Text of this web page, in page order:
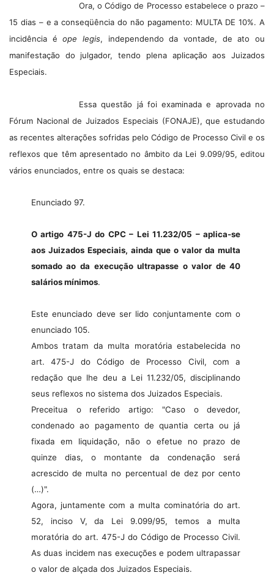
Ora, o Código de Processo estabelece o prazo –
15 dias – e a conseqüência do não pagamento: MULTA DE 10%. A
incidência éope legis, independendo da vontade, de ato ou
manifestação do julgador, tendo plena aplicação aos Juizados
Especiais.
Essa questão já foi examinada e aprovada no
Fórum Nacional de Juizados Especiais (FONAJE), que estudando
as recentes alterações sofridas pelo Código de Processo Civil e os
reflexos que têm apresentado no âmbito da Lei 9.099/95, editou
vários enunciados, entre os quais se destaca:
Enunciado 97.
O artigo 475-J do CPC – Lei 11.232/05 – aplica-se
aos Juizados Especiais, ainda que o valor da multa
somado ao da execução ultrapasse o valor de 40
salários mínimos.
Este enunciado deve ser lido conjuntamente com o
enunciado 105.
Ambos tratam da multa moratória estabelecida no
art. 475-J do Código de Processo Civil, com a
redação que lhe deu a Lei 11.232/05, disciplinando
seus reflexos no sistema dos Juizados Especiais.
Preceitua o referido artigo: "Caso o devedor,
condenado ao pagamento de quantia certa ou já
fixada em liquidação, não o efetue no prazo de
quinze dias, o montante da condenação será
acrescido de multa no percentual de dez por cento
(…)".
Agora, juntamente com a multa cominatória do art.
52, inciso V, da Lei 9.099/95, temos a multa
moratória do art. 475-J do Código de Processo Civil.
As duas incidem nas execuções e podem ultrapassar
o valor de alçada dos Juizados Especiais.